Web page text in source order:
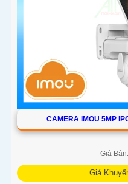
CAMERA IMOU 5MP
Giá
Giá